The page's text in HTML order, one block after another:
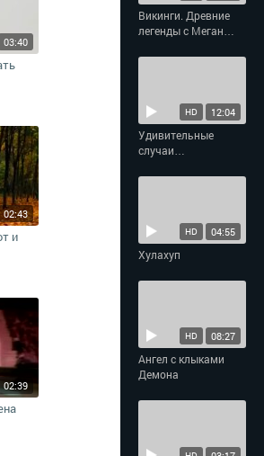
03:40
02:43
и
02:39
Викинги. Древние
легенды с Меган
12:04
HD
Удивительные
случаи
04:55
HD
Хулахуп
08:27
HD
Ангел с клыками
Демона